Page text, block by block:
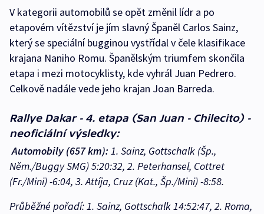
V kategorii automobilů se opět změnil lídr a po
etapovém vítězství je jím slavný Španěl Carlos Sainz,
který se speciální bugginou vystřídal v čele klasifikace
krajana Naniho Romu. Španělským triumfem skončila
etapa i mezi motocyklisty, kde vyhrál Juan Pedrero.
Celkově nadále vede jeho krajan Joan Barreda.
Rallye Dakar - 4. etapa (San Juan - Chilecito) -
neoficiální výsledky:
Automobily (657 km): 1. Sainz, Gottschalk (Šp.,
Něm./Buggy SMG) 5:20:32, 2. Peterhansel, Cottret
(Fr./Mini) -6:04, 3. Attíja, Cruz (Kat., Šp./Mini) -8:58.
Průběžné pořadí: 1. Sainz, Gottschalk 14:52:47, 2. Roma,